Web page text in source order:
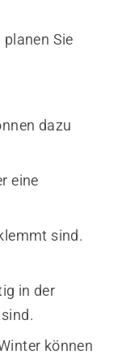
Sie
dazu
eine
sind.
in der
können